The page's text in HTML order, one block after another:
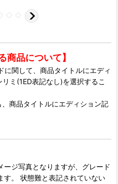
商品について】
関して、商品タイトルにエディ
ミ(1ED表記なし)を選択するこ
商品タイトルにエディション記
ジ写真となりますが、グレード
す。 状態難と表記されていない